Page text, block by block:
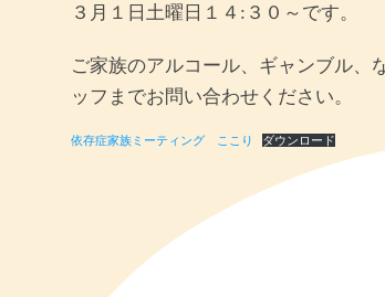
３月１日土曜日１４:３０～です。
ご家族のアルコール、ギャンブル、
ッフまでお問い合わせください。
依存症家族ミーティング ここり ダウンロード